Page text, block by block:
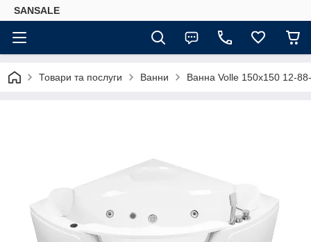
SANSALE
Товари та послуги Ванни Ванна Volle 150x150 12-